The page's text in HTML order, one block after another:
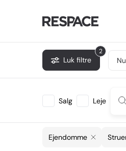
2
Luk filtre
Salg Leje
Ejendomme